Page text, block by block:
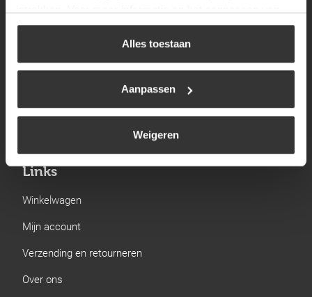
uw keuze op onze website verwijzen wij u naar ons
Alles toestaan
Aanpassen
Weigeren
BBQ
Kamperen
Gastechniek
Links
Winkelwagen
Mijn account
Verzending en retourneren
Over ons